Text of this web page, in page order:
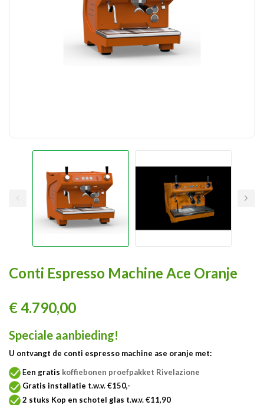
Conti Espresso Machine Ace Oranje
€ 4.790,00
Speciale aanbieding!
U ontvangt de conti espresso machine ase oranje met:
Een gratis koffiebonen proefpakket Rivelazione
Gratis installatie t.w.v. €150,-
2 stuks Kop en schotel glas t.w.v. €11,90